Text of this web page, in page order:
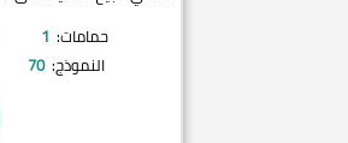
حمامات: 1
النموذج: 70